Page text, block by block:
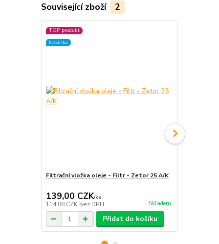
Související zboží 2
TOP produkt
Novinka
Filtrační vložka oleje - Filtr - Zetor 25 A/K
139,00 CZK/ks
114,88 CZK bez DPH Skladem
Přidat do košíku